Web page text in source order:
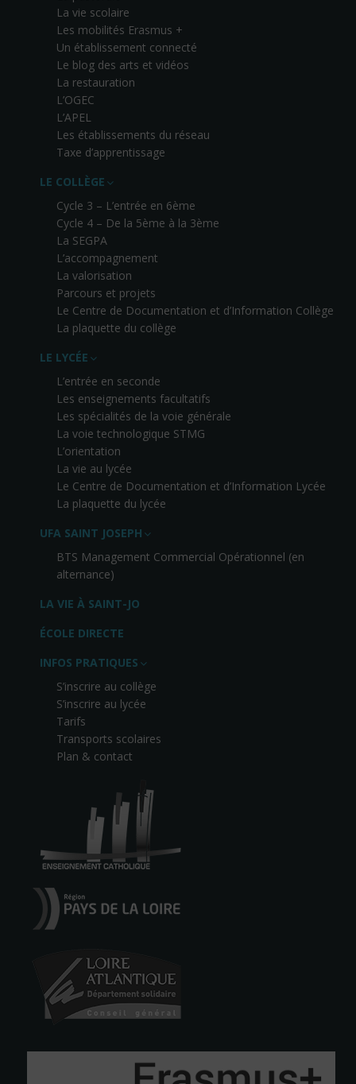
La vie scolaire
Les mobilités Erasmus +
Un établissement connecté
Le blog des arts et vidéos
La restauration
L’OGEC
L’APEL
Les établissements du réseau
Taxe d’apprentissage
LE COLLÈGE
Cycle 3 – L’entrée en 6ème
Cycle 4 – De la 5ème à la 3ème
La SEGPA
L’accompagnement
La valorisation
Parcours et projets
Le Centre de Documentation et d’Information Collège
La plaquette du collège
LE LYCÉE
L’entrée en seconde
Les enseignements facultatifs
Les spécialités de la voie générale
La voie technologique STMG
L’orientation
La vie au lycée
Le Centre de Documentation et d’Information Lycée
La plaquette du lycée
UFA SAINT JOSEPH
BTS Management Commercial Opérationnel (en
alternance)
LA VIE À SAINT-JO
ÉCOLE DIRECTE
INFOS PRATIQUES
S’inscrire au collège
S’inscrire au lycée
Tarifs
Transports scolaires
Plan & contact